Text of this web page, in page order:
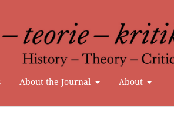
About the Journal About